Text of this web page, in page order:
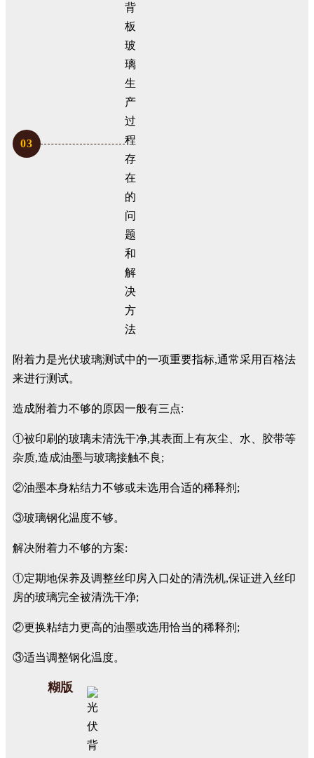
03
附着力是光伏玻璃测试中的一项重要指标,通常采用百格法
来进行测试。
造成附着力不够的原因一般有三点:
①被印刷的玻璃未清洗干净,其表面上有灰尘、水、胶带等
杂质,造成油墨与玻璃接触不良;
②油墨本身粘结力不够或未选用合适的稀释剂;
③玻璃钢化温度不够。
解决附着力不够的方案:
①定期地保养及调整丝印房入口处的清洗机,保证进入丝印
房的玻璃完全被清洗干净;
②更换粘结力更高的油墨或选用恰当的稀释剂;
③适当调整钢化温度。
糊版